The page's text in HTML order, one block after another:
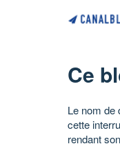
Ce
Le nom de
cette
rendant